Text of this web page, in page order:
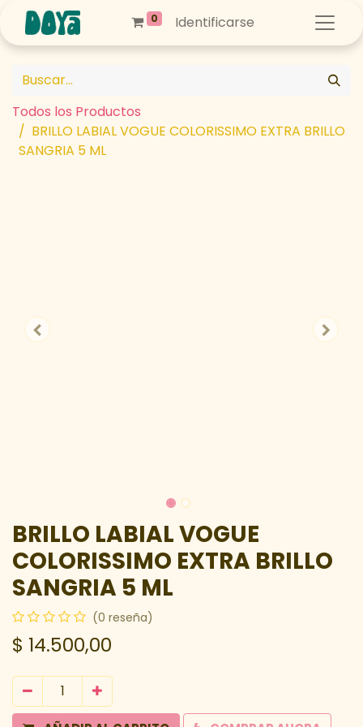
0 Identificarse
Todos los Productos
BRILLO LABIAL VOGUE COLORISSIMO EXTRA BRILLO
SANGRIA 5 ML
BRILLO LABIAL VOGUE
COLORISSIMO EXTRA BRILLO
SANGRIA 5 ML
(0 reseña)
$ 14.500,00